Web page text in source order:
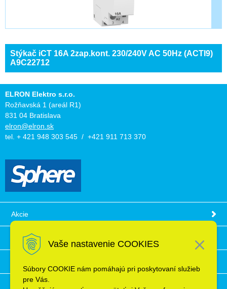
Vaše nastavenie COOKIES
Súbory COOKIE nám pomáhajú pri poskytovaní služieb
pre Vás.
Stýkač iCT 16A 2zap.kont. 230/240V AC 50Hz (ACTI9)
A9C22712
ELRON Elektro s.r.o.
Rožňavská 1 (areál R1)
831 04 Bratislava
elron@elron.sk
tel. + 421 948 303 545 / +421 911 713 370
Akcie
Obchodné podmienky
Ochrana osobných údajov